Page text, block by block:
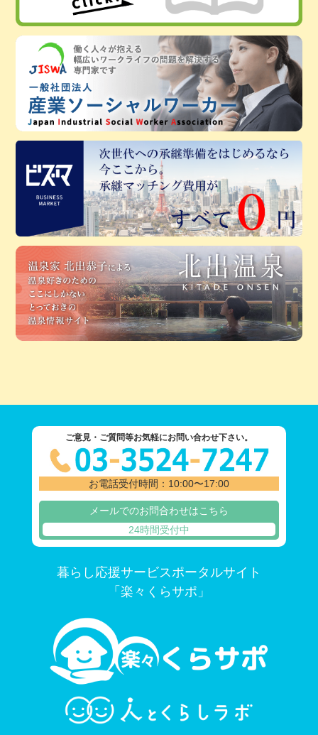
ご意見・ご質問等お気軽にお問い合わせ下さい。
お電話受付時間：10:00〜17:00
メールでのお問合わせはこちら
24時間受付中
暮らし応援サービスポータルサイト
「楽々くらサポ」